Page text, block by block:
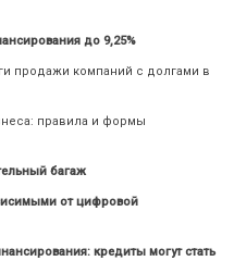
до 9,25%
продажи компаний с долгами в
правила и формы
багаж
от цифровой
кредиты могут стать